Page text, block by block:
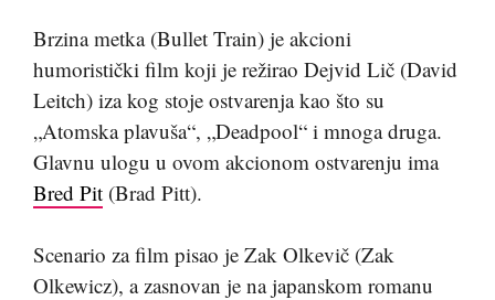
Brzina metka (Bullet Train) je akcioni
humoristički film koji je režirao Dejvid Lič (David
Leitch) iza kog stoje ostvarenja kao što su
„Atomska plavuša“, „Deadpool“ i mnoga druga.
Glavnu ulogu u ovom akcionom ostvarenju ima
Bred Pit (Brad Pitt).
Scenario za film pisao je Zak Olkevič (Zak
Olkewicz), a zasnovan je na japanskom romanu